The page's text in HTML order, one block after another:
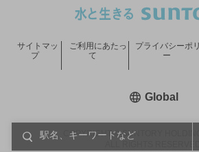
COPYRIGHT © SUNTORY
サイトマッ
プ
ご利用にあたっ
て
プライバシーポ
ー
Global新